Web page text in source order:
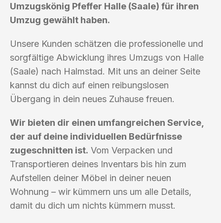
Umzugskönig Pfeffer Halle (Saale) für ihren
Umzug gewählt haben.
Unsere Kunden schätzen die professionelle und
sorgfältige Abwicklung ihres Umzugs von Halle
(Saale) nach Halmstad. Mit uns an deiner Seite
kannst du dich auf einen reibungslosen
Übergang in dein neues Zuhause freuen.
Wir bieten dir einen umfangreichen Service,
der auf deine individuellen Bedürfnisse
zugeschnitten ist. Vom Verpacken und
Transportieren deines Inventars bis hin zum
Aufstellen deiner Möbel in deiner neuen
Wohnung – wir kümmern uns um alle Details,
damit du dich um nichts kümmern musst.